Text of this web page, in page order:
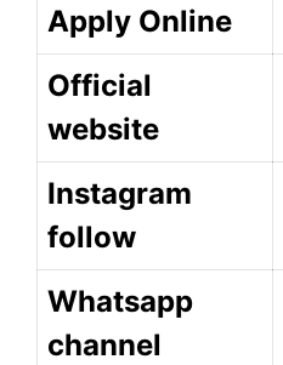
Apply Online
Official
website
Instagram
follow
Whatsapp
channel